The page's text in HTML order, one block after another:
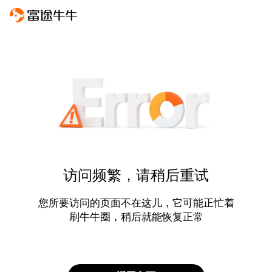
访问频繁，请稍后重试
您所要访问的页面不在这儿，它可能正忙着
刷牛牛圈，稍后就能恢复正常